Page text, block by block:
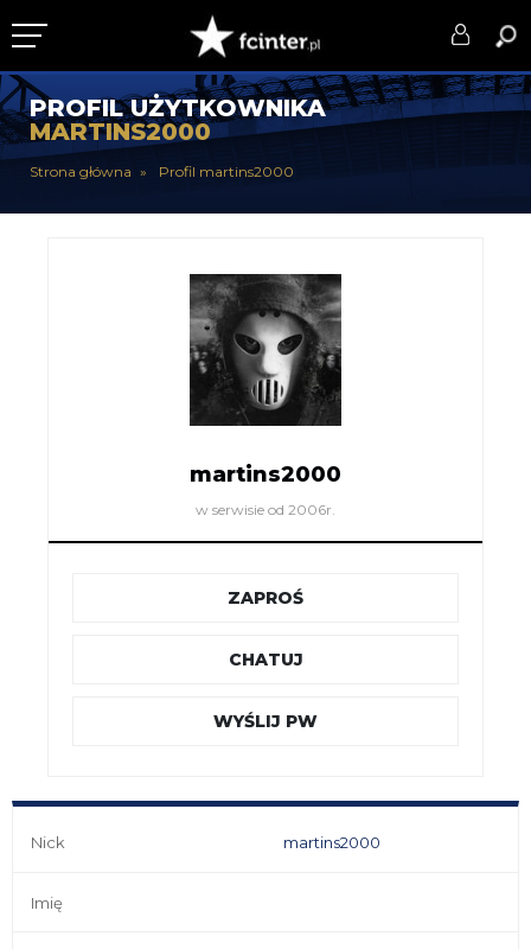
KLUB
DRUŻYNA
PROFIL UŻYTKOWNIKA
MARTINS2000
Strona główna Profil martins2000
martins2000
w serwisie od 2006r.
ZAPROŚ
CHATUJ
WYŚLIJ PW
Nick martins2000
Imię